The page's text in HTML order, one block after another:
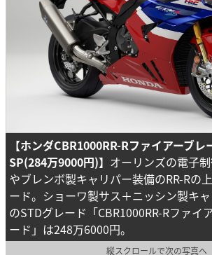
【ホンダCBR1000RR-Rファイアーブレ
SP(284万9000円)】 オーリンズの電子
やブレンボ製キャリパー装備のRR-Rの
ード。ショーワ製サス＋ニッシン製キ
のSTDグレード「CBR1000RR-Rファイ
ード」は248万6000円。
縦スクロールで次の写真へ